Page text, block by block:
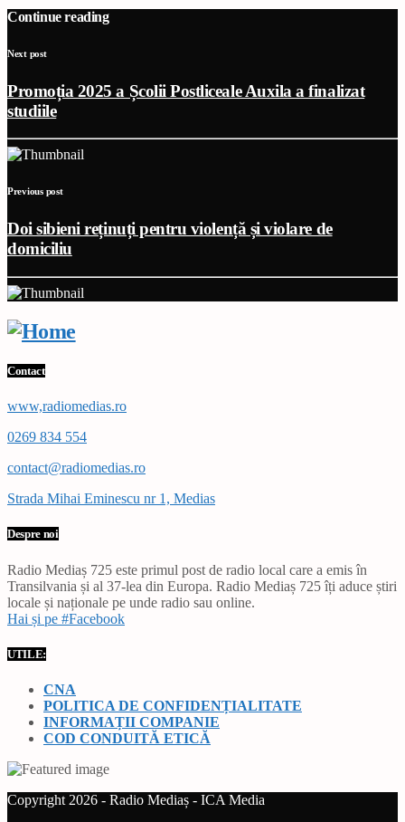
Continue reading
Next post
Promoția 2025 a Școlii Postliceale Auxila a finalizat
studiile
Previous post
Doi sibieni reținuți pentru violență și violare de
domiciliu
Contact
www,radiomedias.ro
0269 834 554
contact@radiomedias.ro
Strada Mihai Eminescu nr 1, Medias
Despre noi
Radio Mediaș 725 este primul post de radio local care a emis în
Transilvania și al 37-lea din Europa. Radio Mediaș 725 îți aduce știri
locale și naționale pe unde radio sau online.
Hai și pe #Facebook
UTILE:
CNA
POLITICA DE CONFIDENȚIALITATE
INFORMAȚII COMPANIE
COD CONDUITĂ ETICĂ
Copyright 2026 - Radio Mediaș - ICA Media